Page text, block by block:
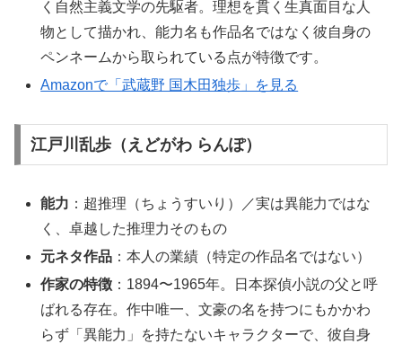
く自然主義文学の先駆者。理想を貫く生真面目な人
物として描かれ、能力名も作品名ではなく彼自身の
ペンネームから取られている点が特徴です。
Amazonで「武蔵野 国木田独歩」を見る
江戸川乱歩（えどがわ らんぽ）
能力 ：超推理（ちょうすいり）／実は異能力ではな
く、卓越した推理力そのもの
元ネタ作品 ：本人の業績（特定の作品名ではない）
作家の特徴 ：1894〜1965年。日本探偵小説の父と呼
ばれる存在。作中唯一、文豪の名を持つにもかかわ
らず「異能力」を持たないキャラクターで、彼自身